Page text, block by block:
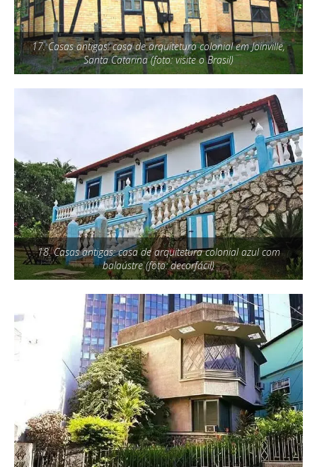
17. Casas antigas: casa de arquitetura colonial em Joinville,
Santa Catarina (foto: visite o Brasil)
18. Casas antigas: casa de arquitetura colonial azul com
balaústre (foto: decorfácil)